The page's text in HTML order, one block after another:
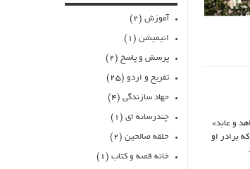
و عابد»
برادر او
آموزش (۲)
انیمیشن (۱)
پرسش و پاسخ (۲)
تفریح و اردو (۲۵)
جهاد سازندگی (۴)
چندرسانه ای (۱)
حلقه صالحین (۲)
خانه قصه و کتاب (۱)